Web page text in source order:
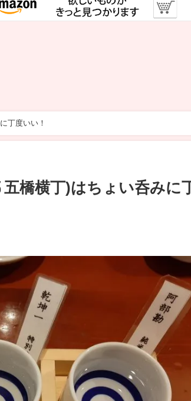
丁度いい！
橋横丁)はちょい呑みに